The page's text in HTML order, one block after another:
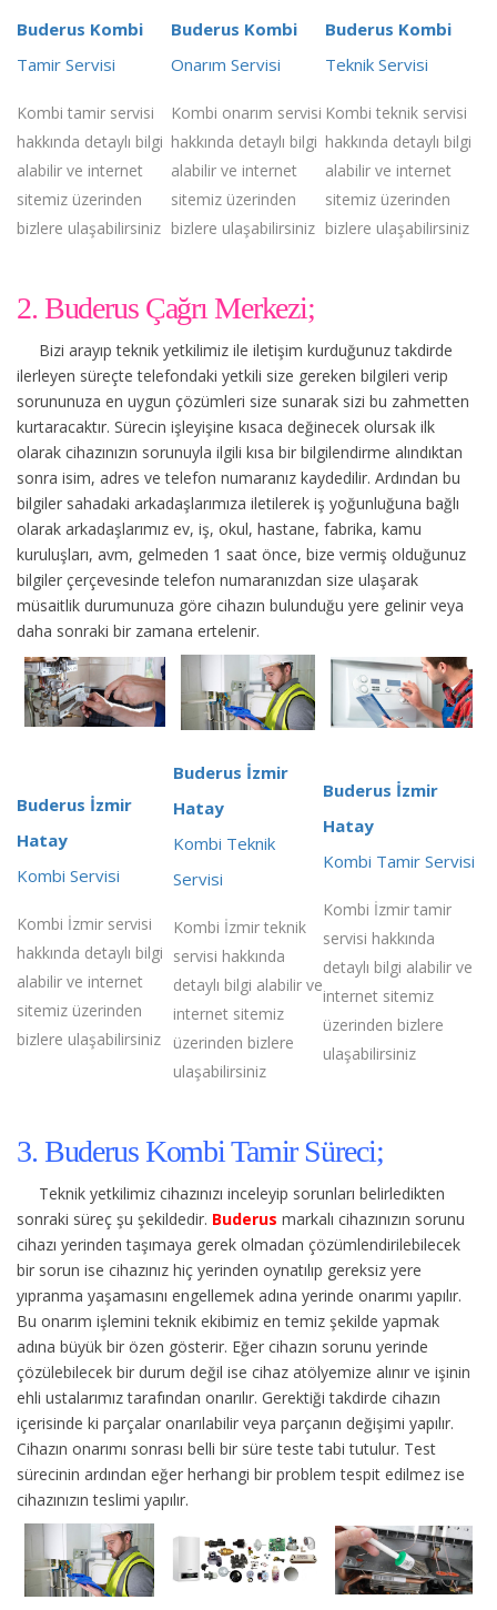
Buderus Kombi
Tamir Servisi
Kombi tamir servisi
hakkında detaylı bilgi
alabilir ve internet
sitemiz üzerinden
bizlere ulaşabilirsiniz
Buderus Kombi
Onarım Servisi
Kombi onarım servisi
hakkında detaylı bilgi
alabilir ve internet
sitemiz üzerinden
bizlere ulaşabilirsiniz
Buderus Kombi
Teknik Servisi
Kombi teknik servisi
hakkında detaylı bilgi
alabilir ve internet
sitemiz üzerinden
bizlere ulaşabilirsiniz
2. Buderus Çağrı Merkezi;
Bizi arayıp teknik yetkilimiz ile iletişim kurduğunuz takdirde
ilerleyen süreçte telefondaki yetkili size gereken bilgileri verip
sorununuza en uygun çözümleri size sunarak sizi bu zahmetten
kurtaracaktır. Sürecin işleyişine kısaca değinecek olursak ilk
olarak cihazınızın sorunuyla ilgili kısa bir bilgilendirme alındıktan
sonra isim, adres ve telefon numaranız kaydedilir. Ardından bu
bilgiler sahadaki arkadaşlarımıza iletilerek iş yoğunluğuna bağlı
olarak arkadaşlarımız ev, iş, okul, hastane, fabrika, kamu
kuruluşları, avm, gelmeden 1 saat önce, bize vermiş olduğunuz
bilgiler çerçevesinde telefon numaranızdan size ulaşarak
müsaitlik durumunuza göre cihazın bulunduğu yere gelinir veya
daha sonraki bir zamana ertelenir.
Buderus İzmir
Hatay
Kombi Servisi
Kombi İzmir servisi
hakkında detaylı bilgi
alabilir ve internet
sitemiz üzerinden
bizlere ulaşabilirsiniz
Buderus İzmir
Hatay
Kombi Teknik
Servisi
Kombi İzmir teknik
servisi hakkında
detaylı bilgi alabilir ve
internet sitemiz
üzerinden bizlere
ulaşabilirsiniz
Buderus İzmir
Hatay
Kombi Tamir Servisi
Kombi İzmir tamir
servisi hakkında
detaylı bilgi alabilir ve
internet sitemiz
üzerinden bizlere
ulaşabilirsiniz
3. Buderus Kombi Tamir Süreci;
Teknik yetkilimiz cihazınızı inceleyip sorunları belirledikten
sonraki süreç şu şekildedir. Buderus markalı cihazınızın sorunu
cihazı yerinden taşımaya gerek olmadan çözümlendirilebilecek
bir sorun ise cihazınız hiç yerinden oynatılıp gereksiz yere
yıpranma yaşamasını engellemek adına yerinde onarımı yapılır.
Bu onarım işlemini teknik ekibimiz en temiz şekilde yapmak
adına büyük bir özen gösterir. Eğer cihazın sorunu yerinde
çözülebilecek bir durum değil ise cihaz atölyemize alınır ve işinin
ehli ustalarımız tarafından onarılır. Gerektiği takdirde cihazın
içerisinde ki parçalar onarılabilir veya parçanın değişimi yapılır.
Cihazın onarımı sonrası belli bir süre teste tabi tutulur. Test
sürecinin ardından eğer herhangi bir problem tespit edilmez ise
cihazınızın teslimi yapılır.